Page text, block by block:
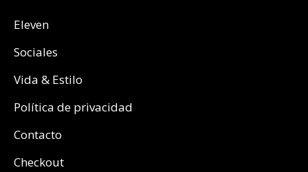
Eleven
Sociales
Vida & Estilo
Política de privacidad
Contacto
Checkout